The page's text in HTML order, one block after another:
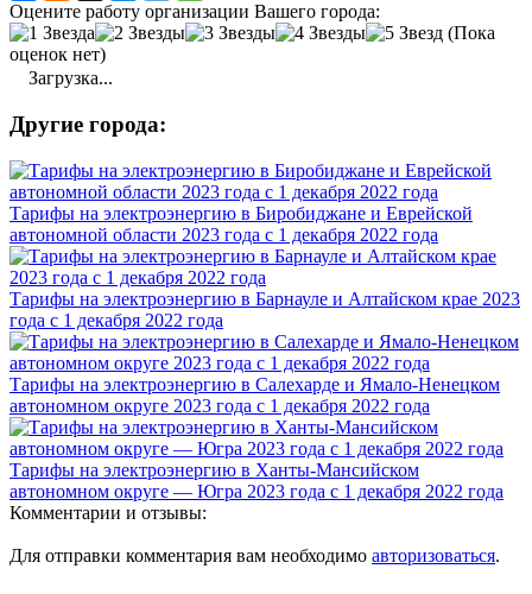
Оцените работу организации Вашего города:
(Пока
оценок нет)
Загрузка...
Другие города:
Тарифы на электроэнергию в Биробиджане и Еврейской
автономной области 2023 года с 1 декабря 2022 года
Тарифы на электроэнергию в Барнауле и Алтайском крае 2023
года с 1 декабря 2022 года
Тарифы на электроэнергию в Салехарде и Ямало-Ненецком
автономном округе 2023 года с 1 декабря 2022 года
Тарифы на электроэнергию в Ханты-Мансийском
автономном округе — Югра 2023 года с 1 декабря 2022 года
Комментарии и отзывы:
Для отправки комментария вам необходимо авторизоваться.